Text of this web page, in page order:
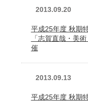
2013.09.20
平成25年度 秋期
「志賀直哉・美
催
2013.09.13
平成25年度 秋期